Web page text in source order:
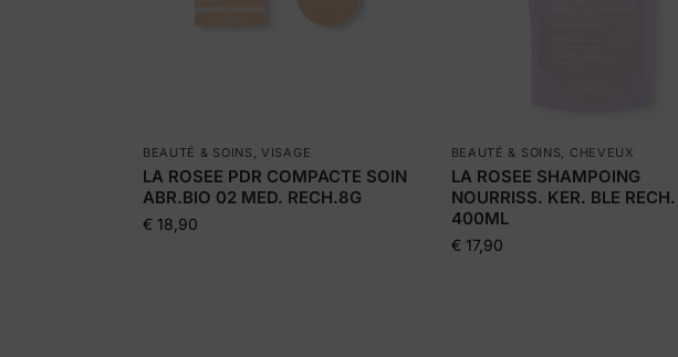
BEAUTÉ & SOINS ,VISAGE
LA ROSEE PDR COMPACTE SOIN
ABR.BIO 02 MED. RECH.8G
€ 18,90
BEAUTÉ & SOINS, CHEVEUX
LA ROSEE SHAMPOING
NOURRISS. KER. BLE RECH.
400ML
€ 17,90